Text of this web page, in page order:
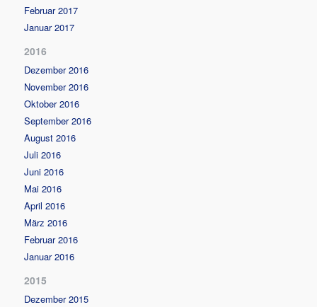
Februar 2017
Januar 2017
2016
Dezember 2016
November 2016
Oktober 2016
September 2016
August 2016
Juli 2016
Juni 2016
Mai 2016
April 2016
März 2016
Februar 2016
Januar 2016
2015
Dezember 2015